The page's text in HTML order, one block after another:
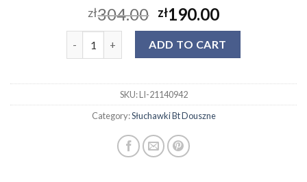
zł304.00 zł190.00
słuchawki bt douszne quantity
ADD TO CART
SKU:LI-21140942
Category:Słuchawki Bt Douszne